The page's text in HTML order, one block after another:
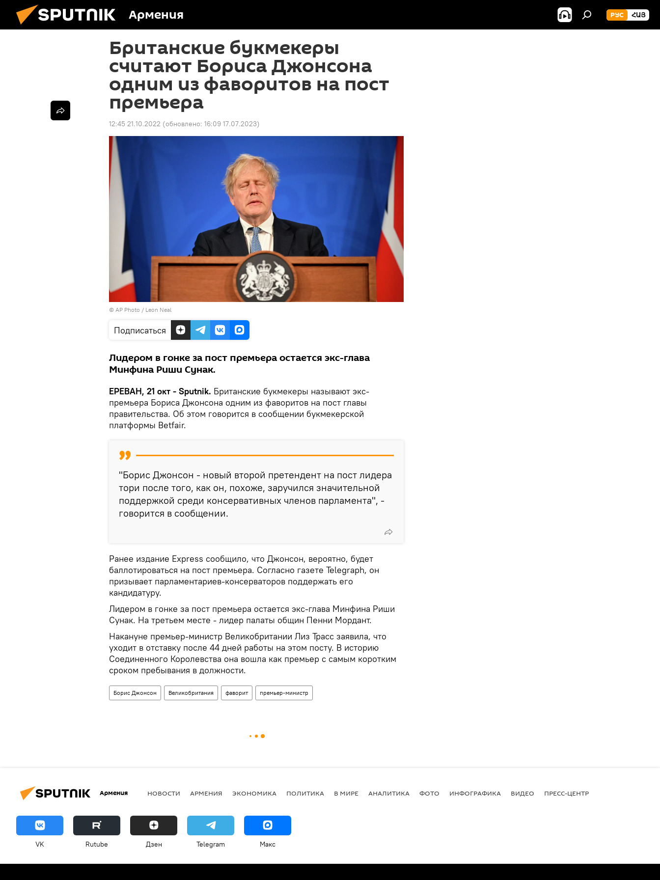
Армения РУС ՀԱՅ
Британские букмекеры
считают Бориса Джонсона
одним из фаворитов на пост
премьера
12:45 21.10.2022 (обновлено: 16:09 17.07.2023)
© AP Photo / Leon Neal
Подписаться
Лидером в гонке за пост премьера остается экс-глава
Минфина Риши Сунак.
ЕРЕВАН, 21 окт - Sputnik. Британские букмекеры называют экс-
премьера Бориса Джонсона одним из фаворитов на пост главы
правительства. Об этом говорится в сообщении букмекерской
платформы Betfair.
"Борис Джонсон - новый второй претендент на пост лидера
тори после того, как он, похоже, заручился значительной
поддержкой среди консервативных членов парламента", -
говорится в сообщении.
Ранее издание Express сообщило, что Джонсон, вероятно, будет
баллотироваться на пост премьера. Согласно газете Telegraph, он
призывает парламентариев-консерваторов поддержать его
кандидатуру.
Лидером в гонке за пост премьера остается экс-глава Минфина Риши
Сунак. На третьем месте - лидер палаты общин Пенни Мордант.
Накануне премьер-министр Великобритании Лиз Трасс заявила, что
уходит в отставку после 44 дней работы на этом посту. В историю
Соединенного Королевства она вошла как премьер с самым коротким
сроком пребывания в должности.
Борис Джонсон Великобритания фаворит премьер-министр
Армения НОВОСТИ АРМЕНИЯ ЭКОНОМИКА ПОЛИТИКА В МИРЕ АНАЛИТИКА ФОТО ИНФОГРАФИКА ВИДЕО ПРЕСС-ЦЕНТР
VK Rutube Дзен Telegram Макс